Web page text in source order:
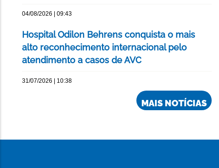
04/08/2026 | 09:43
Hospital Odilon Behrens conquista o mais
alto reconhecimento internacional pelo
atendimento a casos de AVC
31/07/2026 | 10:38
MAIS NOTÍCIAS